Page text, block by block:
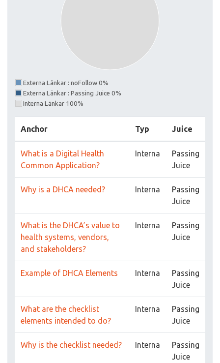
Externa Länkar : noFollow 0%
Externa Länkar : Passing Juice 0%
Interna Länkar 100%
Anchor Typ Juice
What is a Digital Health
Common Application?
Interna
Passing
Juice
Why is a DHCA needed? Interna
Passing
Juice
What is the DHCA’s value to
health systems, vendors,
and stakeholders?
Interna
Passing
Juice
Example of DHCA Elements Interna
Passing
Juice
What are the checklist
elements intended to do?
Interna
Passing
Juice
Why is the checklist needed? Interna
Passing
Juice